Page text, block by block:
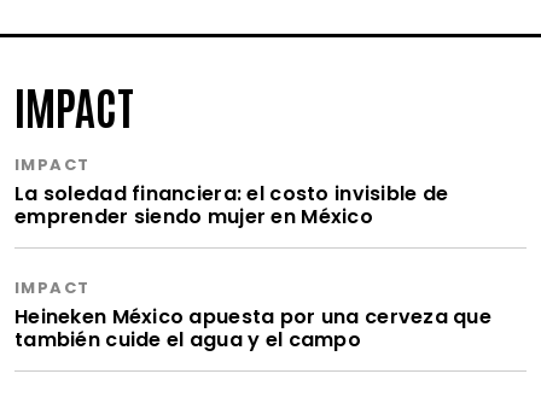
IMPACT
IMPACT
La soledad financiera: el costo invisible de
emprender siendo mujer en México
IMPACT
Heineken México apuesta por una cerveza que
también cuide el agua y el campo